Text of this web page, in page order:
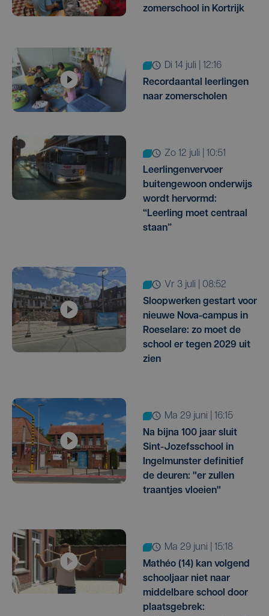
zomerschool in Kortrijk
di 14 juli | 12:16
Recordaantal leerlingen
naar zomerscholen
zo 12 juli | 10:51
Leerlingenvervoer
buitengewoon onderwijs
wordt hervormd:
“Leerling moet centraal
staan”
vr 3 juli | 08:52
Sloopwerken gestart voor
nieuwe Nova-campus in
Roeselare: zo moet de
school er tegen 2029 uit
zien
ma 29 juni | 16:15
Na bijna 100 jaar sluit
Sint-Jozefsschool in
Ingelmunster definitief
de deuren: "er zullen
traantjes vloeien"
ma 29 juni | 15:18
Mathéo (14) kan volgend
schooljaar niet naar
middelbare school door
plaatsgebrek: